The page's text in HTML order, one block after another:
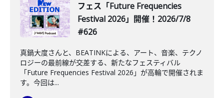
フェス「Future Frequencies
Festival 2026」開催！2026/7/8
#626
真鍋大度さんと、BEATINKによる、アート、音楽、テクノ
ロジーの最前線が交差する、新たなフェスティバル
「Future Frequencies Festival 2026」が高輪で開催されま
す。今回は...